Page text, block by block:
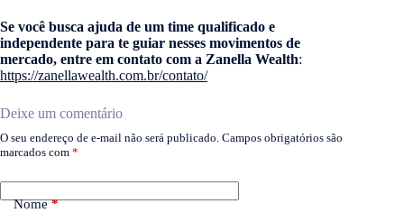
Se você busca ajuda de um time qualificado e
independente para te guiar nesses movimentos de
mercado, entre em contato com a Zanella Wealth:
https://zanellawealth.com.br/contato/
Deixe um comentário
O seu endereço de e-mail não será publicado. Campos obrigatórios são
marcados com *
Nome*